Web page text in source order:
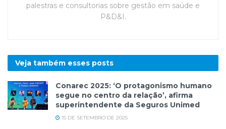
palestras e consultorias sobre gestão em saúde e
P&D&I.
Veja também esses posts
Conarec 2025: ‘O protagonismo humano
segue no centro da relação’, afirma
superintendente da Seguros Unimed
15 DE SETEMBRO DE 2025